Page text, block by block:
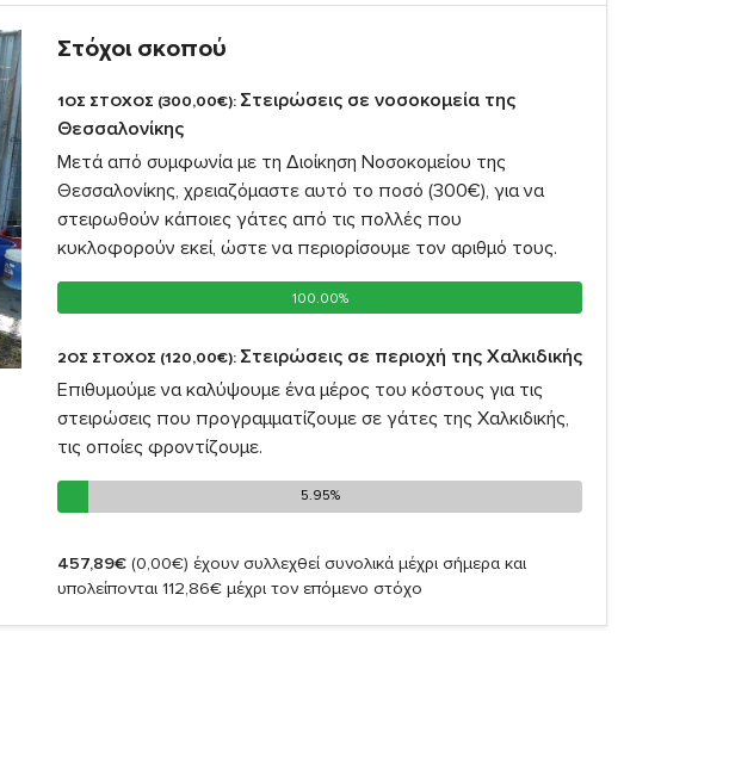
Στόχοι σκοπού
1ΟΣ ΣΤΟΧΟΣ (300,00€): Στειρώσεις σε νοσοκομεία της
Θεσσαλονίκης
Μετά από συμφωνία με τη Διοίκηση Νοσοκομείου της
Θεσσαλονίκης, χρειαζόμαστε αυτό το ποσό (300€), για να
στειρωθούν κάποιες γάτες από τις πολλές που
κυκλοφορούν εκεί, ώστε να περιορίσουμε τον αριθμό τους.
100.00%
100.00%
2ΟΣ ΣΤΟΧΟΣ (120,00€): Στειρώσεις σε περιοχή της Χαλκιδικής
Επιθυμούμε να καλύψουμε ένα μέρος του κόστους για τις
στειρώσεις που προγραμματίζουμε σε γάτες της Χαλκιδικής,
τις οποίες φροντίζουμε.
5.95%
5.95%
457,89€ (0,00€) έχουν συλλεχθεί συνολικά μέχρι σήμερα και
υπολείπονται 112,86€ μέχρι τον επόμενο στόχο